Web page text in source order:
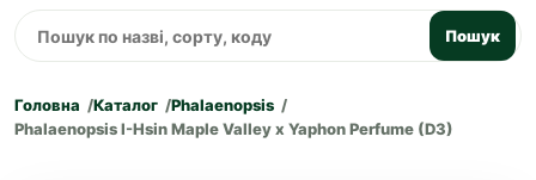
Пошук
Головна Каталог
Phalaenopsis
Phalaenopsis I-Hsin Maple Valley x Yaphon Perfume (D3)